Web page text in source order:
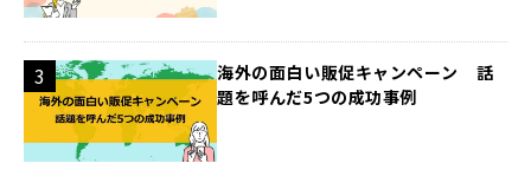
海外の面白い販促キャンペーン 話
題を呼んだ5つの成功事例